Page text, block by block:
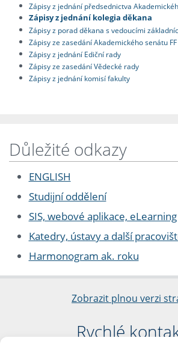
Zápisy z jednání předsednictva
Zápisy z jednání kolegia děkana
Zápisy z porad děkana s vedoucími
Zápisy ze zasedání Akademického senátu FF
Zápisy z jednání Ediční rady
Zápisy ze zasedání Vědecké rady
Zápisy z jednání komisí fakulty
Důležité odkazy
ENGLISH
Studijní oddělení
SIS, webové aplikace, eLearning
Katedry, ústavy a další
Harmonogram ak. roku
Zobrazit plnou verzi
Rychlé